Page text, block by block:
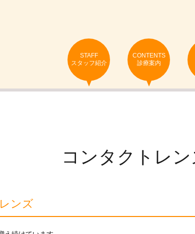
STAFF
スタッフ紹介
CONTENTS
診療案内
コンタクトレ
ンズ